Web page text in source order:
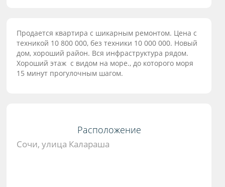
Продается квартира с шикарным ремонтом. Цена с
техникой 10 800 000, без техники 10 000 000. Новый
дом, хороший район. Вся инфраструктура рядом.
Хороший этаж с видом на море., до которого моря
15 минут прогулочным шагом.
Расположение
Сочи, улица Калараша